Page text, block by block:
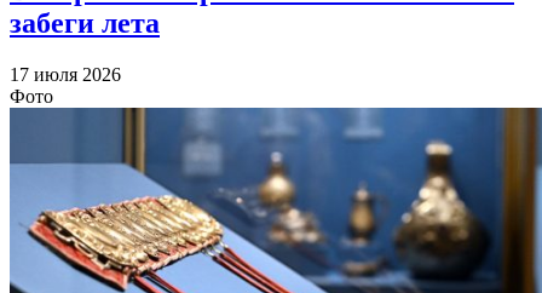
забеги лета
17 июля 2026
Фото